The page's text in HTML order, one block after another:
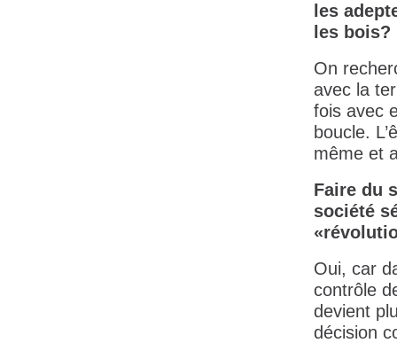
les
les bois?
On
avec la
fois avec
boucle.
même et
Faire du
société
Oui, car
contrôle
devient
décision